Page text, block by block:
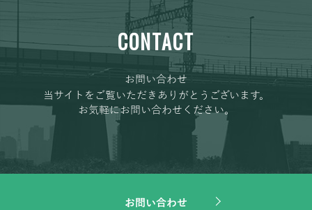
CONTACT
お問い合わせ
当サイトをご覧いただきありがとうございます。
お気軽にお問い合わせください。
お問い合わせ